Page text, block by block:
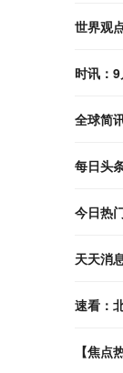
世界观
时讯：
全球简
每日头
今日热
天天消
速看：
【焦